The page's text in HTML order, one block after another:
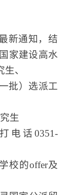
新通知 ，结
家建设高水
生、
批） 选派工
生
电话0351-
校的offer及